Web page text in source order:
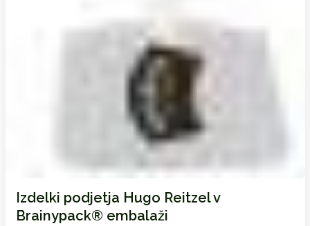
Izdelki podjetja Hugo Reitzel v
Brainypack® embalaži